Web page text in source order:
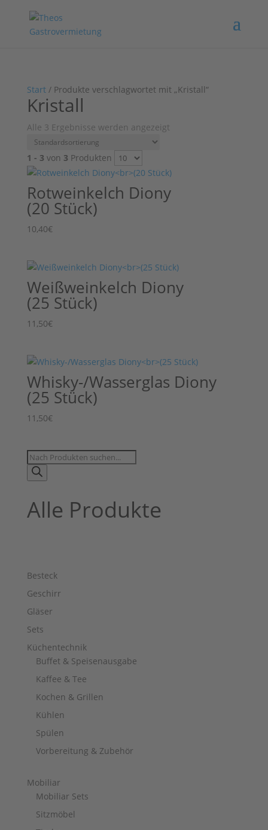
Start/ Produkte verschlagwortet mit „Kristall“
Kristall
Alle 3 Ergebnisse werden angezeigt
1 - 3 von 3 Produkten
Rotweinkelch Diony
(20 Stück)
10,40€
Weißweinkelch Diony
(25 Stück)
11,50€
Whisky-/Wasserglas Diony
(25 Stück)
11,50€
Products
search
Alle Produkte
Besteck
Geschirr
Gläser
Sets
Küchentechnik
Buffet & Speisenausgabe
Kaffee & Tee
Kochen & Grillen
Kühlen
Spülen
Vorbereitung & Zubehör
Mobiliar
Mobiliar Sets
Sitzmöbel